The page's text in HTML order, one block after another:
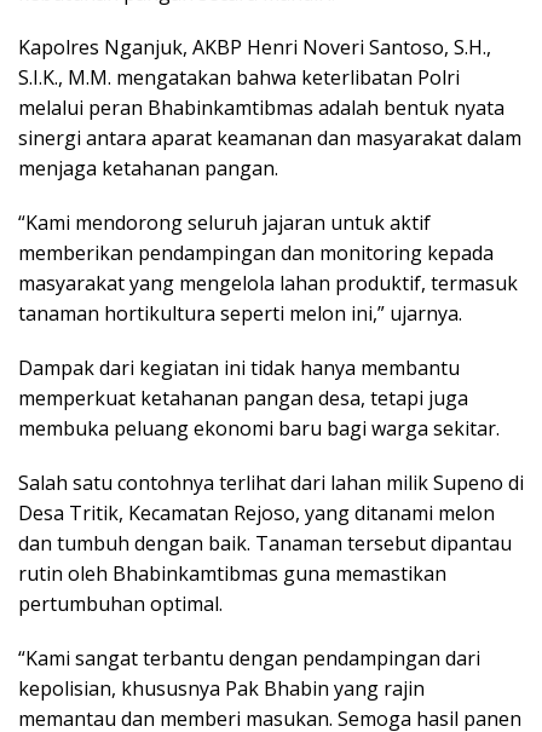
Kapolres Nganjuk, AKBP Henri Noveri Santoso, S.H.,
S.I.K., M.M. mengatakan bahwa keterlibatan Polri
melalui peran Bhabinkamtibmas adalah bentuk nyata
sinergi antara aparat keamanan dan masyarakat dalam
menjaga ketahanan pangan.
“Kami mendorong seluruh jajaran untuk aktif
memberikan pendampingan dan monitoring kepada
masyarakat yang mengelola lahan produktif, termasuk
tanaman hortikultura seperti melon ini,” ujarnya.
Dampak dari kegiatan ini tidak hanya membantu
memperkuat ketahanan pangan desa, tetapi juga
membuka peluang ekonomi baru bagi warga sekitar.
Salah satu contohnya terlihat dari lahan milik Supeno di
Desa Tritik, Kecamatan Rejoso, yang ditanami melon
dan tumbuh dengan baik. Tanaman tersebut dipantau
rutin oleh Bhabinkamtibmas guna memastikan
pertumbuhan optimal.
“Kami sangat terbantu dengan pendampingan dari
kepolisian, khususnya Pak Bhabin yang rajin
memantau dan memberi masukan. Semoga hasil panen